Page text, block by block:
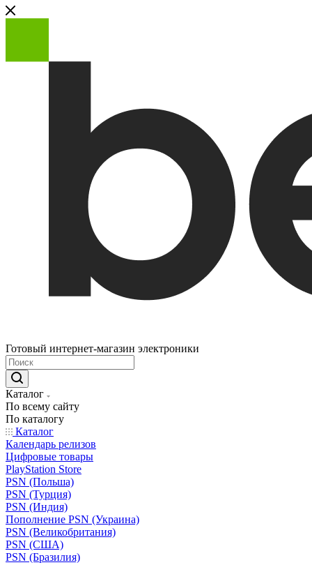
Готовый интернет-магазин электроники
Каталог
По всему сайту
По каталогу
Каталог
Календарь релизов
Цифровые товары
PlayStation Store
PSN (Польша)
PSN (Турция)
PSN (Индия)
Пополнение PSN (Украина)
PSN (Великобритания)
PSN (США)
PSN (Бразилия)